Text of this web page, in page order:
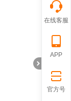
在线客服
APP
官方号